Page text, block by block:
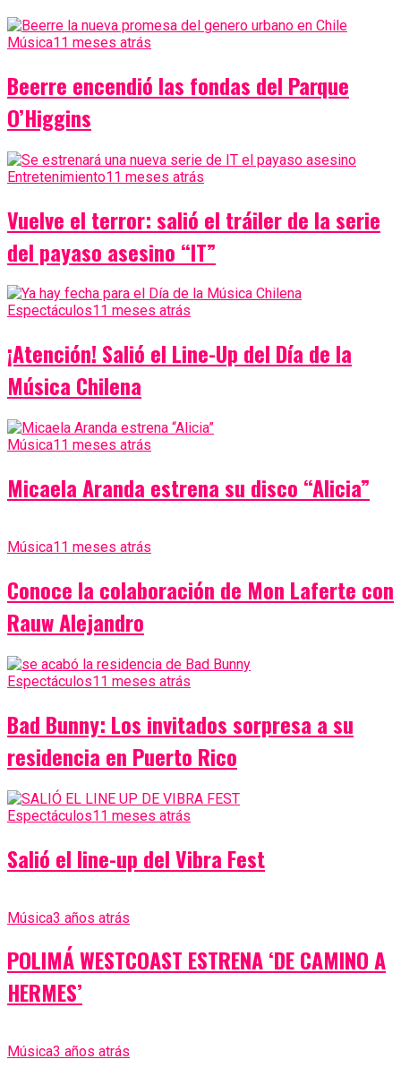
Música11 meses atrás
Beerre encendió las fondas del Parque
O’Higgins
Entretenimiento11 meses atrás
Vuelve el terror: salió el tráiler de la serie
del payaso asesino “IT”
Espectáculos11 meses atrás
¡Atención! Salió el Line-Up del Día de la
Música Chilena
Música11 meses atrás
Micaela Aranda estrena su disco “Alicia”
Música11 meses atrás
Conoce la colaboración de Mon Laferte con
Rauw Alejandro
Espectáculos11 meses atrás
Bad Bunny: Los invitados sorpresa a su
residencia en Puerto Rico
Espectáculos11 meses atrás
Salió el line-up del Vibra Fest
Música3 años atrás
POLIMÁ WESTCOAST ESTRENA ‘DE CAMINO A
HERMES’
Música3 años atrás